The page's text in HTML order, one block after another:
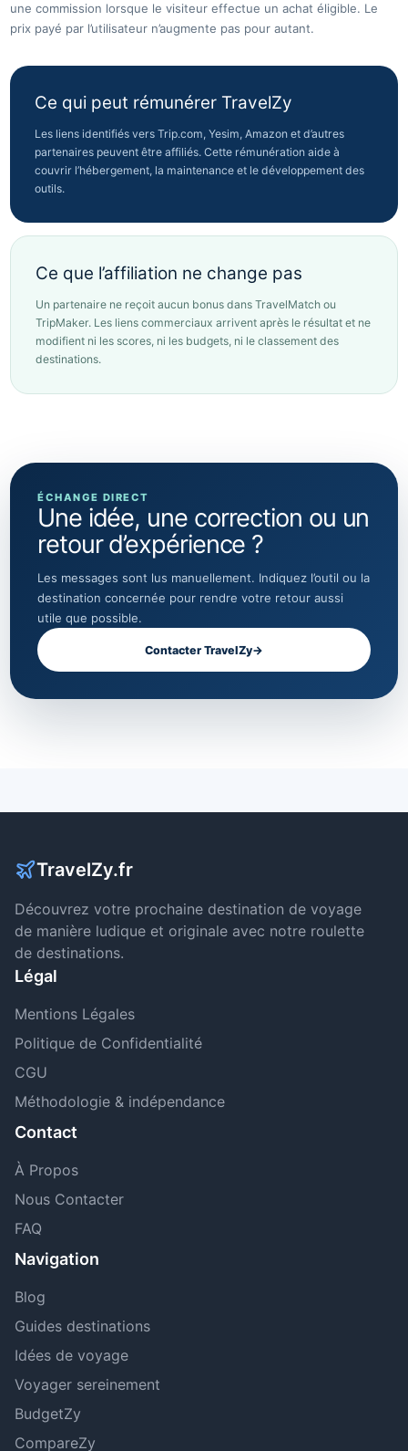
une commission lorsque le visiteur effectue un achat éligible. Le
prix payé par l’utilisateur n’augmente pas pour autant.
Ce qui peut rémunérer TravelZy
Les liens identifiés vers Trip.com, Yesim, Amazon et d’autres
partenaires peuvent être affiliés. Cette rémunération aide à
couvrir l’hébergement, la maintenance et le développement des
outils.
Ce que l’affiliation ne change pas
Un partenaire ne reçoit aucun bonus dans TravelMatch ou
TripMaker. Les liens commerciaux arrivent après le résultat et ne
modifient ni les scores, ni les budgets, ni le classement des
destinations.
ÉCHANGE DIRECT
Une idée, une correction ou un
retour d’expérience ?
Les messages sont lus manuellement. Indiquez l’outil ou la
destination concernée pour rendre votre retour aussi
utile que possible.
Contacter TravelZy→
TravelZy.fr
Découvrez votre prochaine destination de voyage
de manière ludique et originale avec notre roulette
de destinations.
Légal
Mentions Légales
Politique de Confidentialité
CGU
Méthodologie & indépendance
Contact
À Propos
Nous Contacter
FAQ
Navigation
Blog
Guides destinations
Idées de voyage
Voyager sereinement
BudgetZy
CompareZy